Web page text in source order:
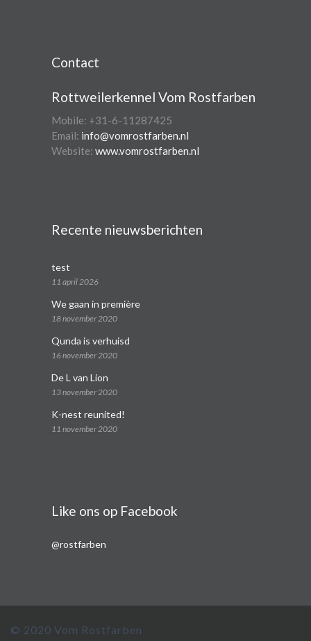
Contact
Rottweilerkennel Vom Rostfarben
Mobile: +31-6-11287425
Email: info@vomrostfarben.nl
Website: www.vomrostfarben.nl
Recente nieuwsberichten
test
11 april 2026
We gaan in première
18 november 2020
Qunda is verhuisd
16 november 2020
De L van Lion
13 november 2020
K-nest reunited!
11 november 2020
Like ons op Facebook
@rostfarben
© 2020 Vom Rostfarben